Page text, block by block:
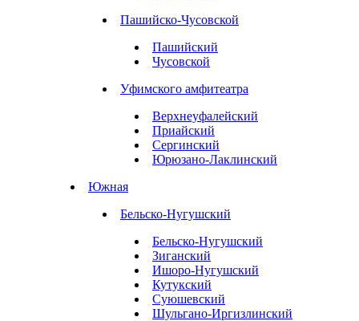
Пашийско-Чусовской
Пашийский
Чусовской
Уфимского амфитеатра
Верхнеуфалейский
Приайский
Сергинский
Юрюзано-Лаклинский
Южная
Бельско-Нугушский
Бельско-Нугушский
Зиганский
Ишоро-Нугушский
Кутукский
Суюшевский
Шульгано-Иргизлинский